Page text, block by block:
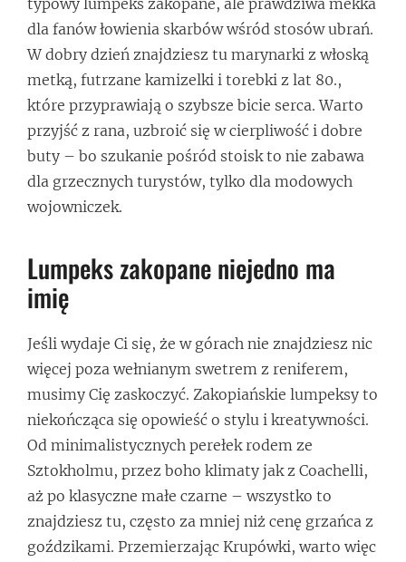
dla fanów łowienia skarbów wśród stosów ubrań.
W dobry dzień znajdziesz tu marynarki z włoską
metką, futrzane kamizelki i torebki z lat 80.,
które przyprawiają o szybsze bicie serca. Warto
przyjść z rana, uzbroić się w cierpliwość i dobre
buty – bo szukanie pośród stoisk to nie zabawa
dla grzecznych turystów, tylko dla modowych
wojowniczek.
Lumpeks zakopane niejedno ma
imię
Jeśli wydaje Ci się, że w górach nie znajdziesz nic
więcej poza wełnianym swetrem z reniferem,
musimy Cię zaskoczyć. Zakopiańskie lumpeksy to
niekończąca się opowieść o stylu i kreatywności.
Od minimalistycznych perełek rodem ze
Sztokholmu, przez boho klimaty jak z Coachelli,
aż po klasyczne małe czarne – wszystko to
znajdziesz tu, często za mniej niż cenę grzańca z
goździkami. Przemierzając Krupówki, warto więc